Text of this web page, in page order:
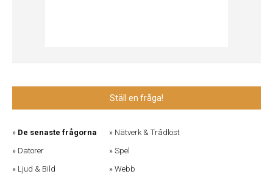
Ställ en fråga!
De senaste frågorna
Datorer
Ljud & Bild
Nätverk & Trådlöst
Spel
Webb